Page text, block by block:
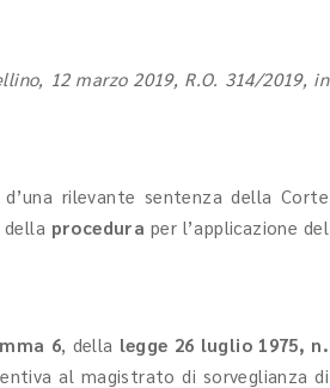
12 marzo 2019, R.O. 314/2019, in
rilevante sentenza della Corte
procedura per l’applicazione del
6, della legge 26 luglio 1975, n.
al magistrato di sorveglianza di